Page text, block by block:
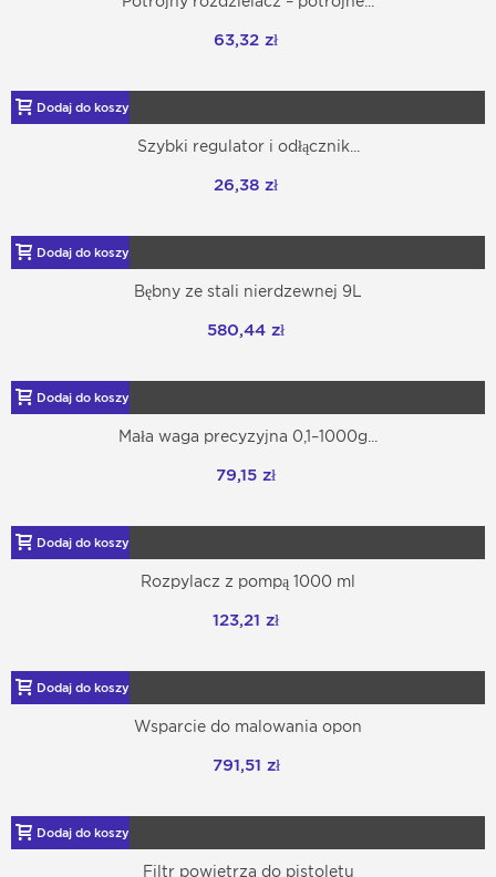
63,32 zł
Dodaj do koszyka
Szybki regulator i odłącznik...
26,38 zł
Dodaj do koszyka
Bębny ze stali nierdzewnej 9L
580,44 zł
Dodaj do koszyka
Mała waga precyzyjna 0,1–1000g...
79,15 zł
Dodaj do koszyka
Rozpylacz z pompą 1000 ml
123,21 zł
Dodaj do koszyka
Wsparcie do malowania opon
791,51 zł
Dodaj do koszyka
Filtr powietrza do pistoletu